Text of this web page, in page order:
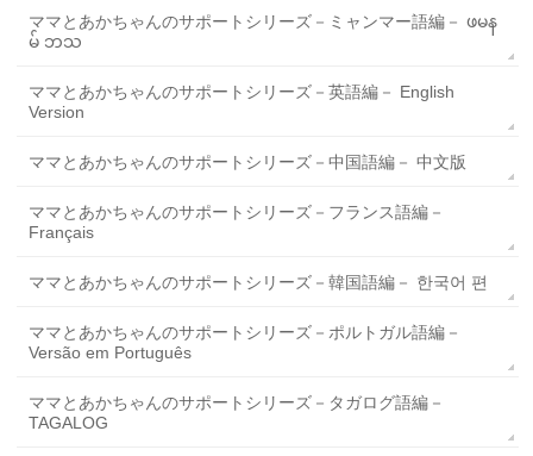
ママとあかちゃんのサポートシリーズ－ミャンマー語編－ ဖမန
မ် ဘသ
ママとあかちゃんのサポートシリーズ－英語編－ English
Version
ママとあかちゃんのサポートシリーズ－中国語編－ 中文版
ママとあかちゃんのサポートシリーズ－フランス語編－
Français
ママとあかちゃんのサポートシリーズ－韓国語編－ 한국어 편
ママとあかちゃんのサポートシリーズ－ポルトガル語編－
Versão em Português
ママとあかちゃんのサポートシリーズ－タガログ語編－
TAGALOG